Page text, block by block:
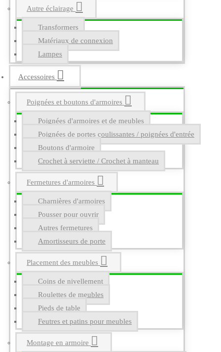
Autre éclairage
Transformers
Matériaux de connexion
Lampes
Accessoires
Poignées et boutons d'armoires
Poignées d'armoires et de meubles
Poignées de portes coulissantes / poignées d'entrée
Boutons d'armoire
Crochet à serviette / Crochet à manteau
Fermetures d'armoires
Charnières d'armoires
Pousser pour ouvrir
Autres fermetures
Amortisseurs de porte
Placement des meubles
Coins de nivellement
Roulettes de meubles
Pieds de table
Feutres et patins pour meubles
Montage en armoire